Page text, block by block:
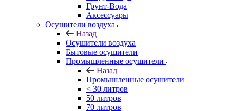
Грунт-Вода
Аксессуары
Осушители воздуха
Назад
Осушители воздуха
Бытовые осушители
Промышленные осушители
Назад
Промышленные осушители
< 30 литров
50 литров
70 литров